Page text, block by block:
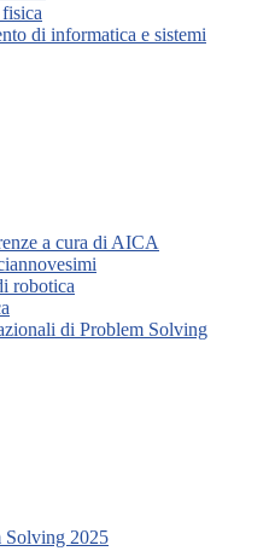
di informatica e sistemi
a cura di AICA
robotica
di Problem Solving
Solving 2025